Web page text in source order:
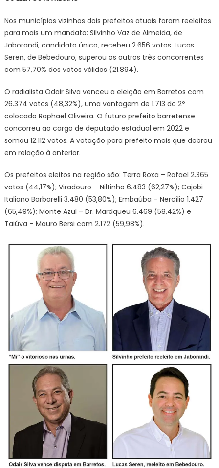
Nos municípios vizinhos dois prefeitos atuais foram reeleitos
para mais um mandato: Silvinho Vaz de Almeida, de
Jaborandi, candidato único, recebeu 2.656 votos. Lucas
Seren, de Bebedouro, superou os outros três concorrentes
com 57,70% dos votos válidos (21.894).
O radialista Odair Silva venceu a eleição em Barretos com
26.374 votos (48,32%), uma vantagem de 1.713 do 2º
colocado Raphael Oliveira. O futuro prefeito barretense
concorreu ao cargo de deputado estadual em 2022 e
somou 12.112 votos. A votação para prefeito mais que dobrou
em relação à anterior.
Os prefeitos eleitos na região são: Terra Roxa – Rafael 2.365
votos (44,17%); Viradouro – Niltinho 6.483 (62,27%); Cajobi –
Italiano Barbarelli 3.480 (53,80%); Embaúba – Nercílio 1.427
(65,49%); Monte Azul – Dr. Mardqueu 6.469 (58,42%) e
Taiúva – Mauro Bersi com 2.172 (59,98%).